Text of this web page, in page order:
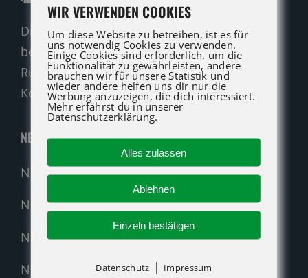
Die ATG LIFT Profis für Verkauf und Service
beraten Sie gerne.
Rufen Sie an oder nutzen Sie unser
Kontaktformular für eine Anfrage.
NEUMASCHINEN
Neumaschinen Übersicht
Neumaschinen Genie
Neumaschinen Merlo
Nehmen Sie Kontakt auf!
WIR VERWENDEN COOKIES
Um diese Website zu betreiben, ist es für
uns notwendig Cookies zu verwenden.
Einige Cookies sind erforderlich, um die
Funktionalität zu gewährleisten, andere
brauchen wir für unsere Statistik und
wieder andere helfen uns dir nur die
Werbung anzuzeigen, die dich interessiert.
Mehr erfährst du in unserer
Datenschutzerklärung.
Alles zulassen
Ablehnen
Einzeln bestätigen
Datenschutz | Impressum